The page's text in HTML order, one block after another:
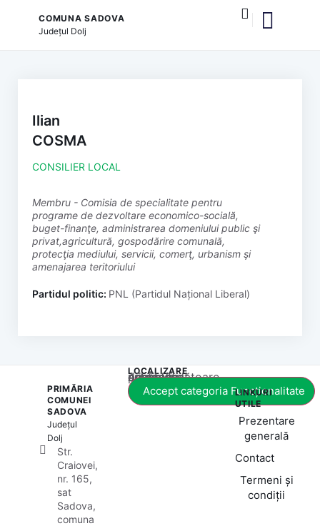
COMUNA SADOVA
Județul Dolj
Ilian
COSMA
CONSILIER LOCAL
membru - Comisia de specialitate pentru
programe de dezvoltare economico-socială,
buget-finanţe, administrarea domeniului public şi
privat,agricultură, gospodărire comunală,
protecţia mediului, servicii, comerţ, urbanism şi
amenajarea teritoriului
Partidul politic: PNL (Partidul Național Liberal)
PRIMĂRIA
COMUNEI
SADOVA
Județul
Dolj
Str.
Craiovei,
nr. 165,
sat
Sadova,
comuna
LOCALIZARE
Acest conținut este blocat până când acceptați categoria corespunzătoare de cookie-uri.
Accept categoria Funcționalitate
LINKURI
UTILE
Prezentare
generală
Contact
Termeni și
condiții